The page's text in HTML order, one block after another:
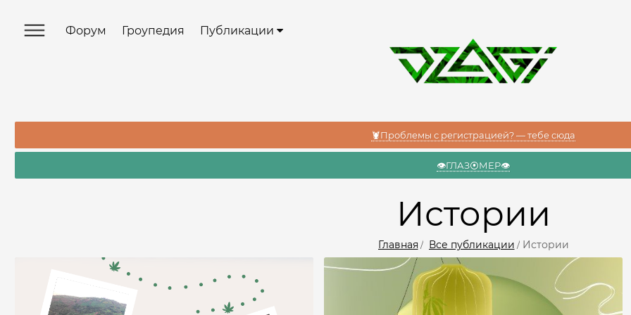
Форум Гроупедия Публикации
🦞Проблемы с регистрацией? — тебе сюда
👁️ГЛАЗ⦿МЕР👁️
Истории
Главная / Все публикации / Истории